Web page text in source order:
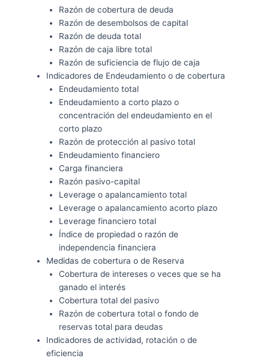
Razón de cobertura de deuda
Razón de desembolsos de capital
Razón de deuda total
Razón de caja libre total
Razón de suficiencia de flujo de caja
Indicadores de Endeudamiento o de cobertura
Endeudamiento total
Endeudamiento a corto plazo o
concentración del endeudamiento en el
corto plazo
Razón de protección al pasivo total
Endeudamiento financiero
Carga financiera
Razón pasivo-capital
Leverage o apalancamiento total
Leverage o apalancamiento acorto plazo
Leverage financiero total
Índice de propiedad o razón de
independencia financiera
Medidas de cobertura o de Reserva
Cobertura de intereses o veces que se ha
ganado el interés
Cobertura total del pasivo
Razón de cobertura total o fondo de
reservas total para deudas
Indicadores de actividad, rotación o de
eficiencia